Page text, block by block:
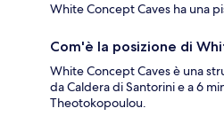
White Concept Caves ha una
Com'è la posizione di
White Concept Caves è una
da Caldera di Santorini e a 6
Theotokopoulou.